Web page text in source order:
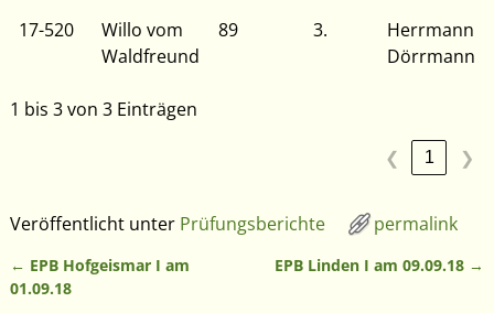
17-520
Willo vom
Waldfreund
89 3.
Herrmann
Dörrmann
1 bis 3 von 3 Einträgen
❮ 1 ❯
Veröffentlicht unter Prüfungsberichte permalink
Artikelnavigation
← EPB Hofgeismar I am
01.09.18
EPB Linden I am 09.09.18 →